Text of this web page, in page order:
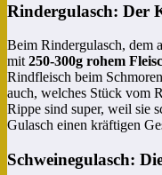
Rindergulasch: Der
Beim Rindergulasch, dem
mit 250-300g rohem
Rindfleisch beim
auch, welches Stück vom
Rippe sind super, weil sie
Gulasch einen kräftigen
Schweinegulasch: